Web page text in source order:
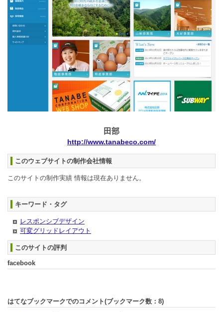
田部
http://www.tanabeco.com/
このウェブサイトの制作会社情報
このサイトの制作実績 情報は現在ありません。
キーワード・タグ
レスポンシブデザイン
可変グリッドレイアウト
このサイトの評判
facebook
はてなブックマークでのコメント(ブックマーク数： 8)